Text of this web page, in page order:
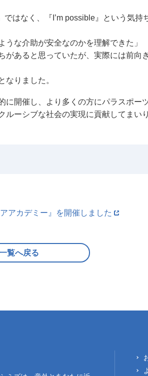
はなく、『I’m possible』という気持
うな介助が安全なのかを理解できた」
があると思っていたが、実際には前向
なりました。
開催し、より多くの方にパラスポー
ーシブな社会の実現に貢献してまいり
アカデミー』を開催しました
覧へ戻る